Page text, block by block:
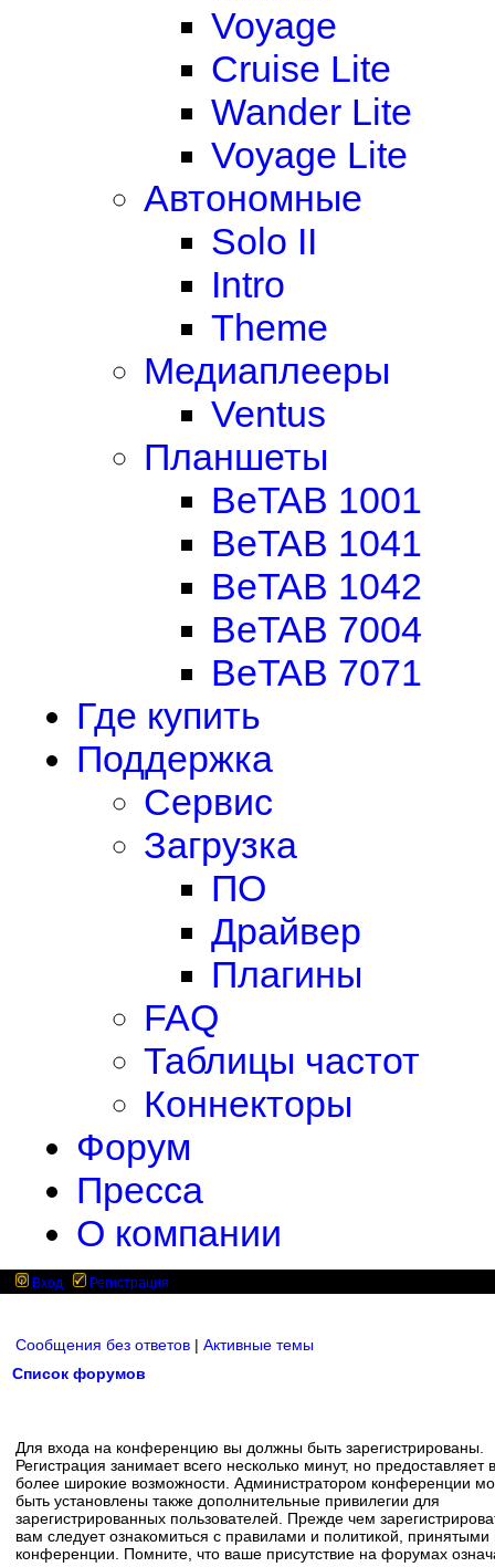
Voyage
Cruise Lite
Wander Lite
Voyage Lite
Автономные
Solo II
Intro
Theme
Медиаплееры
Ventus
Планшеты
BeTAB 1001
BeTAB 1041
BeTAB 1042
BeTAB 7004
BeTAB 7071
Где купить
Поддержка
Сервис
Загрузка
ПО
Драйвер
Плагины
FAQ
Таблицы частот
Коннекторы
Форум
Пресса
О компании
Вход Регистрация
Сообщения без ответов | Активные темы
Список форумов
Для входа на конференцию вы должны быть зарегистрированы.
Регистрация занимает всего несколько минут, но предоставляет
более широкие возможности. Администратором конференции
быть установлены также дополнительные привилегии для
зарегистрированных пользователей. Прежде чем
вам следует ознакомиться с правилами и политикой, принятыми
конференции. Помните, что ваше присутствие на форумах